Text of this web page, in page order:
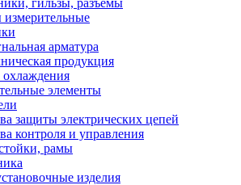
арматура
продукция
элементы
защиты электрических цепей
контроля и управления
рамы
изделия